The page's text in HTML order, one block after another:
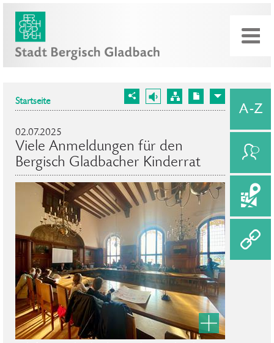
Startseite
02.07.2025
Viele Anmeldungen für den
Bergisch Gladbacher Kinderrat